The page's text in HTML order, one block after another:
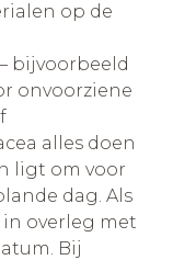
op de
bijvoorbeeld
onvoorziene
alles doen
ligt om voor
dag. Als
overleg met
Bij